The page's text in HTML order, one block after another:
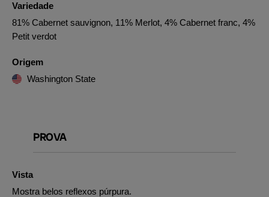
Variedade
81% Cabernet sauvignon, 11% Merlot, 4% Cabernet franc, 4%
Petit verdot
Origem
Washington State
PROVA
Vista
Mostra belos reflexos púrpura.